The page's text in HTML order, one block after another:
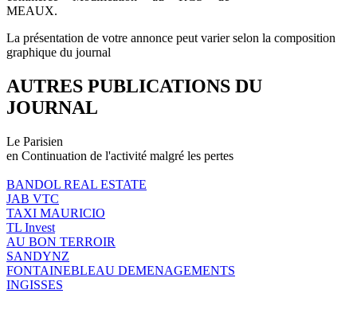
MEAUX.
La présentation de votre annonce peut varier selon la composition
graphique du journal
AUTRES PUBLICATIONS DU
JOURNAL
Le Parisien
en Continuation de l'activité malgré les pertes
BANDOL REAL ESTATE
JAB VTC
TAXI MAURICIO
TL Invest
AU BON TERROIR
SANDYNZ
FONTAINEBLEAU DEMENAGEMENTS
INGISSES